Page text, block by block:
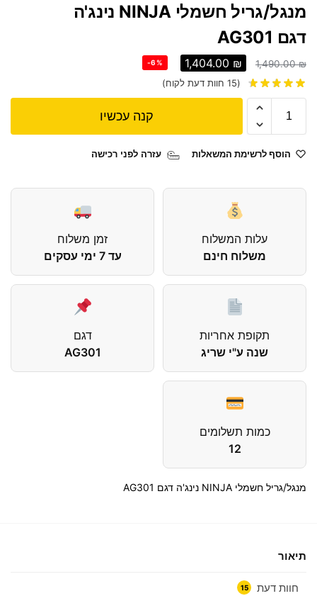
‏‏מנגל/גריל חשמלי NINJA נינג'ה
דגם AG301
1,490.00₪
1,404.00 ₪
-6%
(
15 חוות דעת לקוח)
קנה עכשיו
הוסף לרשימת המשאלות עזרה לפני רכישה
עלות המשלוח
משלוח חינם
זמן משלוח
עד 7 ימי עסקים
תקופת אחריות
שנה ע"י שריג
דגם
AG301
כמות תשלומים
12
‏מנגל/גריל חשמלי NINJA נינג'ה דגם AG301
תיאור
חוות דעת 15